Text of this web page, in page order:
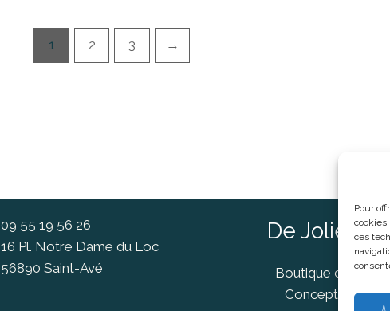
Pour
cookies
ces
1 2 3 →
09 55 19 56 26
16 Pl. Notre Dame du Loc
56890 Saint-Avé
De Jolies
Boutique cadeaux
Concept Store